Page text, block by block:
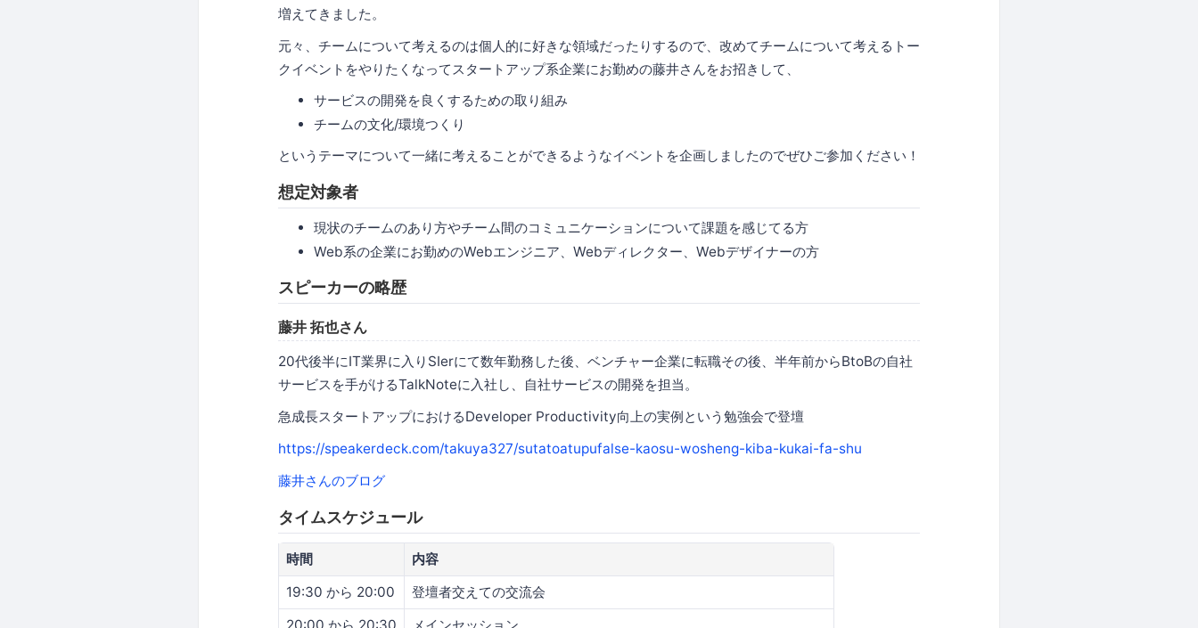
増えてきました。
元々、チームについて考えるのは個人的に好きな領域だったりするので、改めてチームについて考えるトー
クイベントをやりたくなってスタートアップ系企業にお勤めの藤井さんをお招きして、
サービスの開発を良くするための取り組み
チームの文化/環境つくり
というテーマについて一緒に考えることができるようなイベントを企画しましたのでぜひご参加ください！
想定対象者
現状のチームのあり方やチーム間のコミュニケーションについて課題を感じてる方
Web系の企業にお勤めのWebエンジニア、Webディレクター、Webデザイナーの方
スピーカーの略歴
藤井 拓也さん
20代後半にIT業界に入りSIerにて数年勤務した後、ベンチャー企業に転職その後、半年前からBtoBの自社
サービスを手がけるTalkNoteに入社し、自社サービスの開発を担当。
急成長スタートアップにおけるDeveloper Productivity向上の実例という勉強会で登壇
https://speakerdeck.com/takuya327/sutatoatupufalse-kaosu-wosheng-kiba-kukai-fa-shu
藤井さんのブログ
タイムスケジュール
時間
内容
19:30 から 20:00
登壇者交えての交流会
20:00 から 20:30
メインセッション